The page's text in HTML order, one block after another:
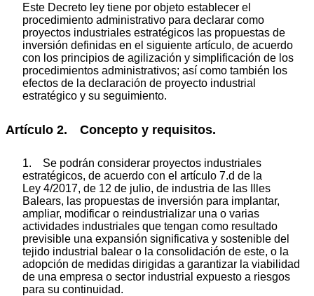
Este Decreto ley tiene por objeto establecer el
procedimiento administrativo para declarar como
proyectos industriales estratégicos las propuestas de
inversión definidas en el siguiente artículo, de acuerdo
con los principios de agilización y simplificación de los
procedimientos administrativos; así como también los
efectos de la declaración de proyecto industrial
estratégico y su seguimiento.
Artículo 2. Concepto y requisitos.
1. Se podrán considerar proyectos industriales
estratégicos, de acuerdo con el artículo 7.d de la
Ley 4/2017, de 12 de julio, de industria de las Illes
Balears, las propuestas de inversión para implantar,
ampliar, modificar o reindustrializar una o varias
actividades industriales que tengan como resultado
previsible una expansión significativa y sostenible del
tejido industrial balear o la consolidación de este, o la
adopción de medidas dirigidas a garantizar la viabilidad
de una empresa o sector industrial expuesto a riesgos
para su continuidad.